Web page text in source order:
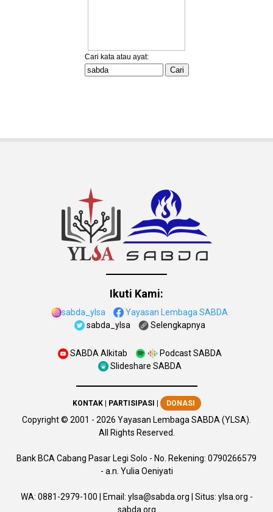
Ikuti Kami:
sabda_ylsa
Yayasan Lembaga SABDA
sabda_ylsa
Selengkapnya
SABDA Alkitab
Podcast SABDA
Slideshare SABDA
KONTAK| PARTISIPASI | DONASI
Copyright© 2001 - 2026 Yayasan Lembaga SABDA (YLSA).
All Rights Reserved.
Bank BCA Cabang Pasar Legi Solo - No. Rekening: 0790266579
- a.n. Yulia Oeniyati
WA: 0881-2979-100 | Email: ylsa@sabda.org | Situs: ylsa.org -
sabda.org